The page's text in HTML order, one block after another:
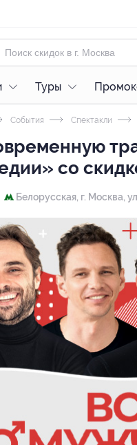
Туры
События Спектакли
со
Белорусская, г. Москва,